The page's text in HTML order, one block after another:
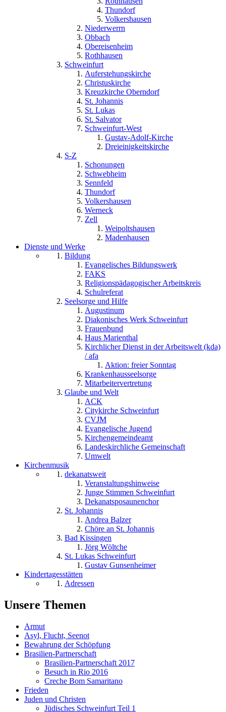
Thundorf
Volkershausen
Niederwerrn
Obbach
Obereisenheim
Rothhausen
Schweinfurt
Auferstehungskirche
Christuskirche
Kreuzkirche Oberndorf
St. Johannis
St. Lukas
St. Salvator
Schweinfurt-West
Gustav-Adolf-Kirche
Dreieinigkeitskirche
S-Z
Schonungen
Schwebheim
Sennfeld
Thundorf
Volkershausen
Werneck
Zell
Weipoltshausen
Madenhausen
Dienste und Werke
Bildung
Evangelisches Bildungswerk
FAKS
Religionspädagogischer Arbeitskreis
Schulreferat
Seelsorge und Hilfe
Augustinum
Diakonisches Werk Schweinfurt
Frauenbund
Haus Marienthal
Kirchlicher Dienst in der Arbeitswelt (kda)
/ afa
Aktion: freier Sonntag
Krankenhausseelsorge
Mitarbeitervertretung
Glaube und Welt
ACK
Citykirche Schweinfurt
CVJM
Evangelische Jugend
Kirchengemeindeamt
Landeskirchliche Gemeinschaft
Umwelt
Kirchenmusik
dekanatsweit
Veranstaltungshinweise
Junge Stimmen Schweinfurt
Dekanatsposaunenchor
St. Johannis
Andrea Balzer
Chöre an St. Johannis
Bad Kissingen
Jörg Wöltche
St. Lukas Schweinfurt
Gustav Gunsenheimer
Kindertagesstätten
Adressen
Unsere Themen
Armut
Asyl, Flucht, Seenot
Bewahrung der Schöpfung
Brasilien-Partnerschaft
Brasilien-Partnerschaft 2017
Besuch in Rio 2016
Creche Bom Samaritano
Frieden
Juden und Christen
Jüdisches Schweinfurt Teil 1